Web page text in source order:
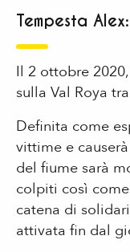
Tempesta
Il 2 ottobre
sulla Val Roya
Definita come
vittime e
del fiume sarà
colpiti così
catena di
attivata fin dal